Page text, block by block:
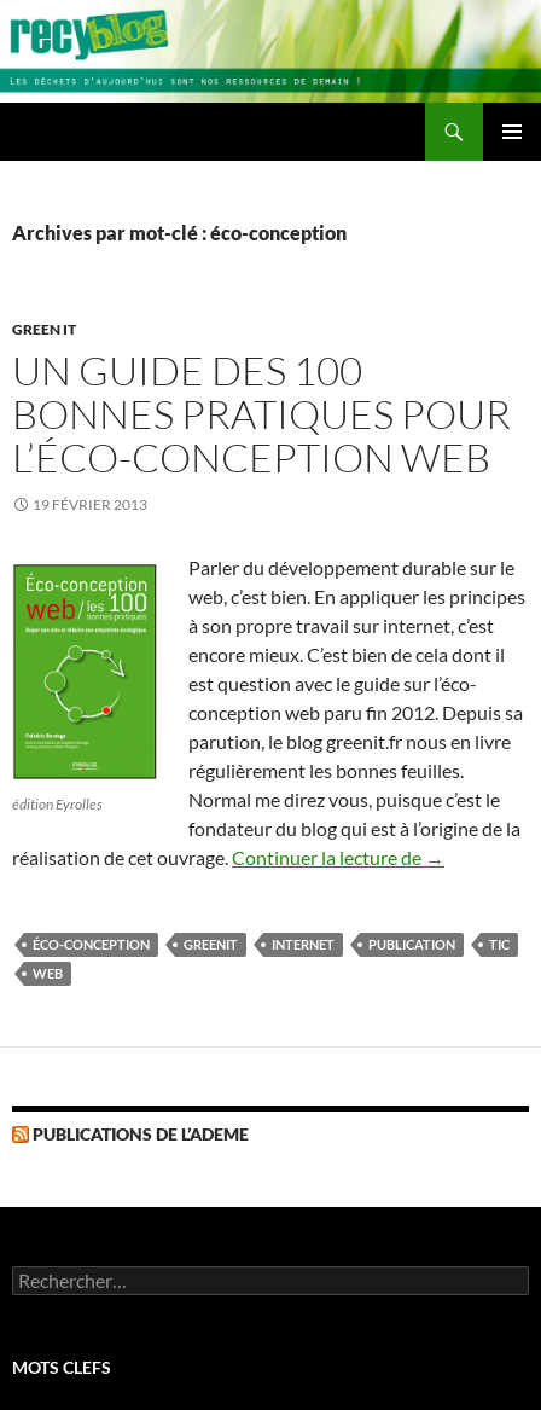
Aller
contenu
Archives par mot-clé : éco-conception
GREEN IT
UN GUIDE DES 100
BONNES PRATIQUES POUR
L’ÉCO-CONCEPTION WEB
19 FÉVRIER 2013
édition Eyrolles
Parler du développement durable sur le
web, c’est bien. En appliquer les principes
à son propre travail sur internet, c’est
encore mieux. C’est bien de cela dont il
est question avec le guide sur l’éco-
conception web paru fin 2012. Depuis sa
parution, le blog greenit.fr nous en livre
régulièrement les bonnes feuilles.
Normal me direz vous, puisque c’est le
fondateur du blog qui est à l’origine de la
réalisation de cet ouvrage.Continuer la lecture de Un guide
→
ÉCO-CONCEPTION GREENIT INTERNET PUBLICATION
TIC
WEB
PUBLICATIONS DE L’ADEME
Rechercher :
MOTS CLEFS